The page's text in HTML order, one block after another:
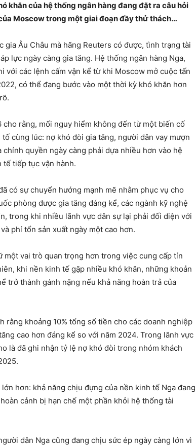
khăn của hệ thống ngân hàng đang đặt ra câu hỏi
Moscow trong một giai đoạn đầy thử thách…
Âu Châu mà hãng Reuters có được, tình trạng tài
lực ngày càng gia tăng. Hệ thống ngân hàng Nga,
với các lệnh cấm vận kể từ khi Moscow mở cuộc tấn
có thể đang bước vào một thời kỳ khó khăn hơn
rằng, mối nguy hiểm không đến từ một biến cố
cùng lúc: nợ khó đòi gia tăng, người dân vay mượn
quyền ngày càng phải dựa nhiều hơn vào hệ
tế tiếp tục vận hành.
có sự chuyển hướng mạnh mẽ nhằm phục vụ cho
phòng được gia tăng đáng kể, các ngành kỹ nghệ
trong khi nhiều lãnh vực dân sự lại phải đối diện với
phí tổn sản xuất ngày một cao hơn.
một vai trò quan trọng hơn trong việc cung cấp tín
khi nền kinh tế gặp nhiều khó khăn, những khoản
trở thành gánh nặng nếu khả năng hoàn trả của
rằng khoảng 10% tổng số tiền cho các doanh nghiệp
cao hơn đáng kể so với năm 2024. Trong lãnh vực
là đã ghi nhận tỷ lệ nợ khó đòi trong nhóm khách
hơn: khả năng chịu đựng của nền kinh tế Nga đang
cảnh bị hạn chế một phần khỏi hệ thống tài
dân Nga cũng đang chịu sức ép ngày càng lớn vì